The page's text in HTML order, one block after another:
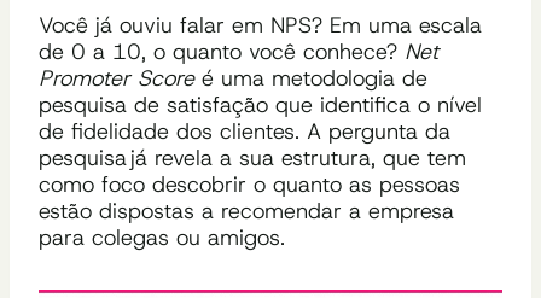
Você já ouviu falar em NPS? Em uma escala
de 0 a 10, o quanto você conhece? Net
Promoter Scoreé uma metodologia de
pesquisa de satisfação que identifica o nível
de fidelidade dos clientes. A pergunta da
pesquisa já revela a sua estrutura, que tem
como foco descobrir o quanto as pessoas
estão dispostas a recomendar a empresa
para colegas ou amigos.